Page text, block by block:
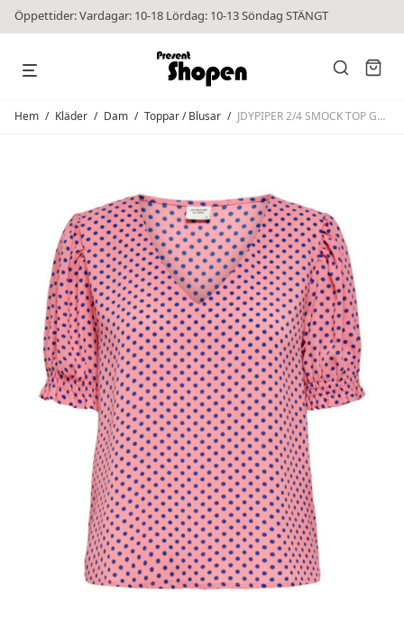
Öppettider: Vardagar: 10-18 Lördag: 10-13 Söndag STÄNGT
Hem / Kläder / Dam / Toppar / Blusar / JDYPIPER 2/4 SMOCK TOP Geranium Pink